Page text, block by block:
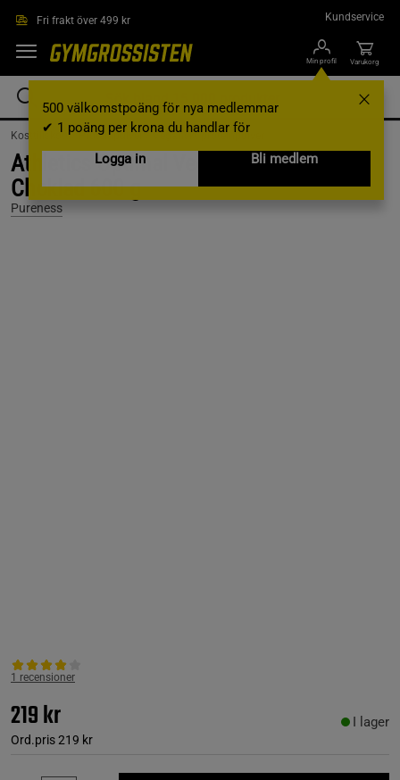
Fri frakt över 499 kr Kundservice
Min profil
500 välkomstpoäng för nya medlemmar
✔ 1 poäng per krona du handlar för
Logga in
Bli medlem
Varukorg
Kosttillskott /Proteinpulver / Veganskt proteinpulver
Athletics Optimal Veganskt Protein
Choklad 600 g
Pureness
1 recensioner
219 kr
Ord.pris219 kr
I lager